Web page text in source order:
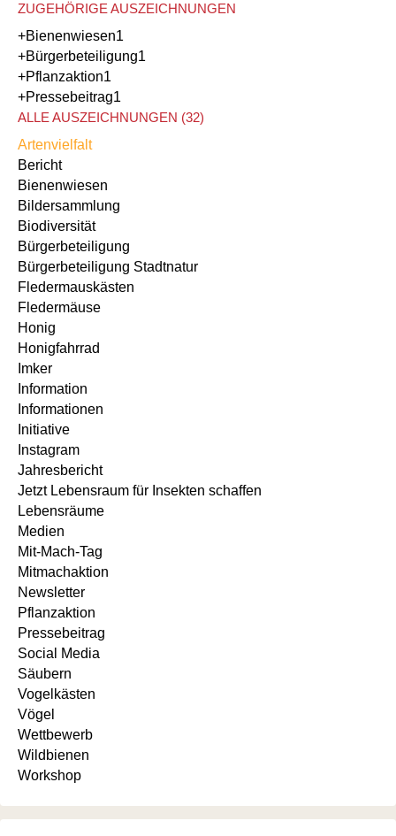
ZUGEHÖRIGE AUSZEICHNUNGEN
+Bienenwiesen1
+Bürgerbeteiligung1
+Pflanzaktion1
+Pressebeitrag1
ALLE AUSZEICHNUNGEN (32)
Artenvielfalt
Bericht
Bienenwiesen
Bildersammlung
Biodiversität
Bürgerbeteiligung
Bürgerbeteiligung Stadtnatur
Fledermauskästen
Fledermäuse
Honig
Honigfahrrad
Imker
Information
Informationen
Initiative
Instagram
Jahresbericht
Jetzt Lebensraum für Insekten schaffen
Lebensräume
Medien
Mit-Mach-Tag
Mitmachaktion
Newsletter
Pflanzaktion
Pressebeitrag
Social Media
Säubern
Vogelkästen
Vögel
Wettbewerb
Wildbienen
Workshop